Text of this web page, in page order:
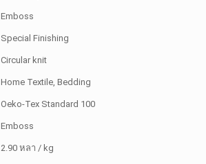
Emboss
Special Finishing
Circular knit
Home Textile, Bedding
Oeko-Tex Standard 100
Emboss
2.90 หลา / kg